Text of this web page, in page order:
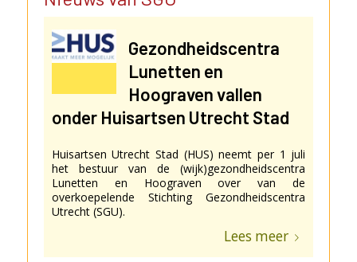
Gezondheidscentra
Lunetten en
Hoograven vallen
onder Huisartsen Utrecht Stad
Huisartsen Utrecht Stad (HUS) neemt per 1 juli
het bestuur van de (wijk)gezondheidscentra
Lunetten en Hoograven over van de
overkoepelende Stichting Gezondheidscentra
Utrecht (SGU).
Lees meer